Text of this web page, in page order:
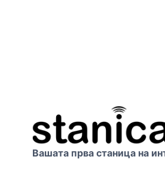
Вашата прва станица на